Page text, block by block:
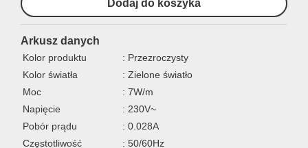
Arkusz danych
Kolor produktu
: Przezroczysty
Kolor światła
: Zielone światło
Moc
: 7W/m
Napięcie
: 230V~
Pobór prądu
: 0.028A
Częstotliwość
: 50/60Hz